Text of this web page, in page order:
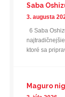
Saba
3. augusta
6 Saba
ktoré sa
Maguro